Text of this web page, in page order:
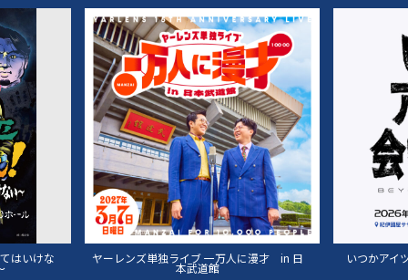
はいけな ヤーレンズ単独ライブ 一万人に漫才 in 日
本武道館
いつかアイ